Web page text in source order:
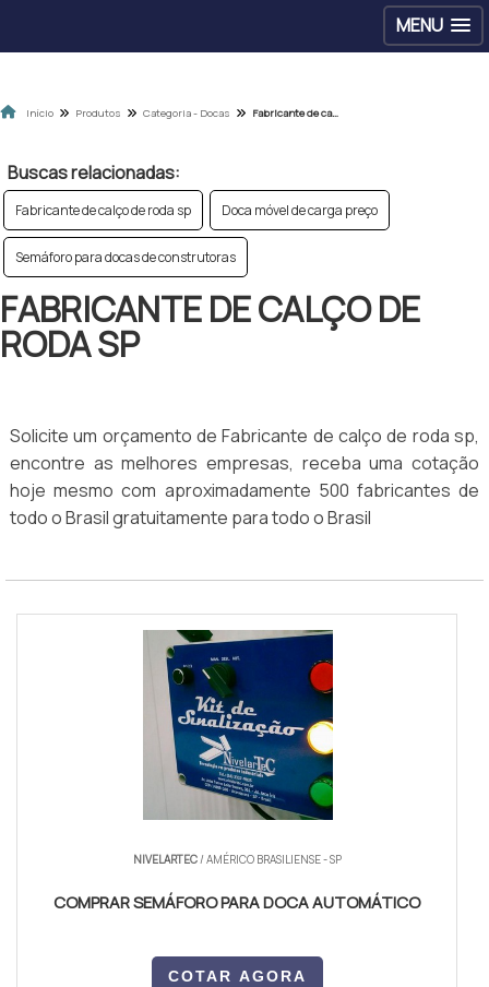
MENU
Início Produtos Categoria - Docas Fabricante de calço de roda sp
Buscas relacionadas:
Fabricante de calço de roda sp Doca móvel de carga preço
Semáforo para docas de construtoras
FABRICANTE DE CALÇO DE
RODA SP
Solicite um orçamento de Fabricante de calço de roda sp,
encontre as melhores empresas, receba uma cotação
hoje mesmo com aproximadamente 500 fabricantes de
todo o Brasil gratuitamente para todo o Brasil
NIVELARTEC/ AMÉRICO BRASILIENSE - SP
COMPRAR SEMÁFORO PARA DOCA AUTOMÁTICO
COTAR AGORA